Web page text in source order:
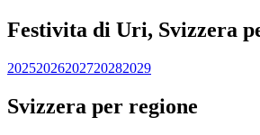
Festivita di Uri, Svizzera
20252026202720282029
Svizzera per regione